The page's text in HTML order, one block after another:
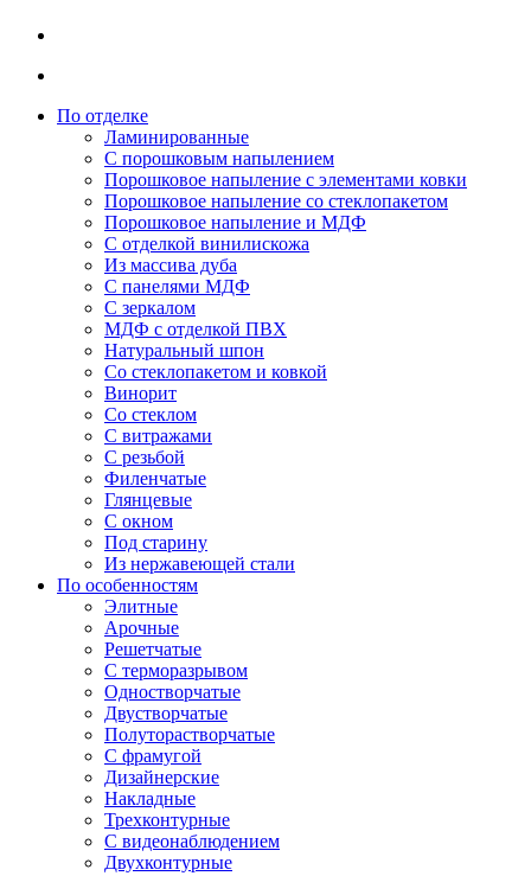
По отделке
Ламинированные
С порошковым напылением
Порошковое напыление с элементами ковки
Порошковое напыление со стеклопакетом
Порошковое напыление и МДФ
С отделкой винилискожа
Из массива дуба
С панелями МДФ
С зеркалом
МДФ с отделкой ПВХ
Натуральный шпон
Со стеклопакетом и ковкой
Винорит
Со стеклом
С витражами
С резьбой
Филенчатые
Глянцевые
С окном
Под старину
Из нержавеющей стали
По особенностям
Элитные
Арочные
Решетчатые
С терморазрывом
Одностворчатые
Двустворчатые
Полуторастворчатые
С фрамугой
Дизайнерские
Накладные
Трехконтурные
С видеонаблюдением
Двухконтурные